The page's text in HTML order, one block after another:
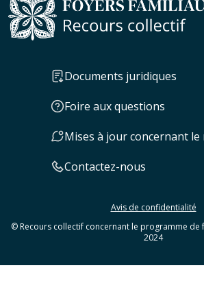
Documents juridiques
Foire aux questions
Mises à jour concernant
Contactez-nous
Avis de confidentialité
© Recours collectif concernant le programme de
2024